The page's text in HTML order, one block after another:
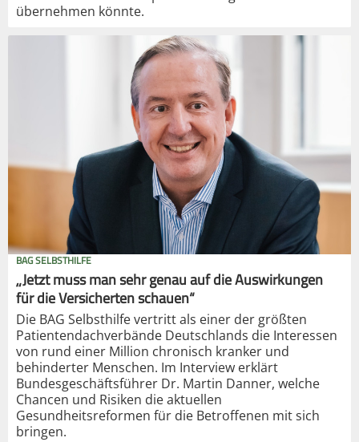
übernehmen könnte.
BAG SELBSTHILFE
„Jetzt muss man sehr genau auf die Auswirkungen
für die Versicherten schauen“
Die BAG Selbsthilfe vertritt als einer der größten
Patientendachverbände Deutschlands die Interessen
von rund einer Million chronisch kranker und
behinderter Menschen. Im Interview erklärt
Bundesgeschäftsführer Dr. Martin Danner, welche
Chancen und Risiken die aktuellen
Gesundheitsreformen für die Betroffenen mit sich
bringen.